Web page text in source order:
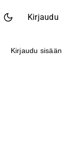
Kirjaudu
Kirjaudu sisään